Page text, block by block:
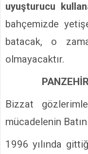
uyuşturucu
bahçemizde
batacak, o
olmayacaktır.
Bizzat
mücadelenin
1996 yılında